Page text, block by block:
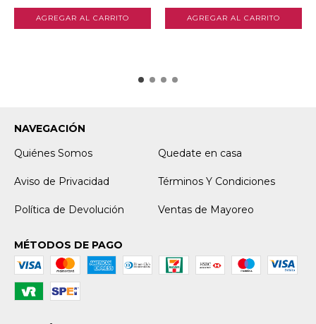
NAVEGACIÓN
Quiénes Somos
Quedate en casa
Aviso de Privacidad Términos Y Condiciones
Política de Devolución Ventas de Mayoreo
MÉTODOS DE PAGO